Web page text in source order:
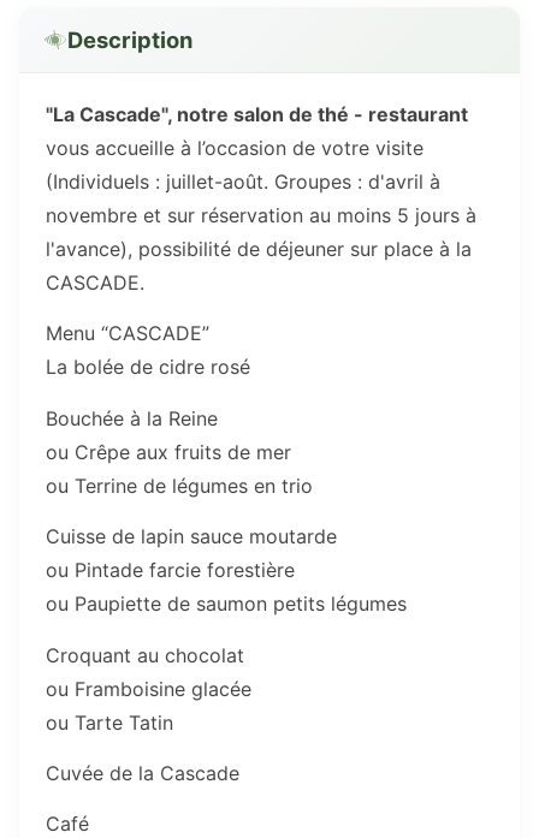
Description
"La Cascade", notre salon de thé - restaurant
vous accueille à l’occasion de votre visite
(Individuels : juillet-août. Groupes : d'avril à
novembre et sur réservation au moins 5 jours à
l'avance), possibilité de déjeuner sur place à la
CASCADE.
Menu “CASCADE”
La bolée de cidre rosé
Bouchée à la Reine
ou Crêpe aux fruits de mer
ou Terrine de légumes en trio
Cuisse de lapin sauce moutarde
ou Pintade farcie forestière
ou Paupiette de saumon petits légumes
Croquant au chocolat
ou Framboisine glacée
ou Tarte Tatin
Cuvée de la Cascade
Café